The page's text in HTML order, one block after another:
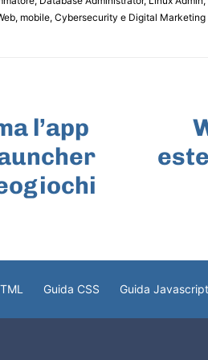
mobile, Cybersecurity e Digital Marketing
l’app
Guida CSS Guida Javascript